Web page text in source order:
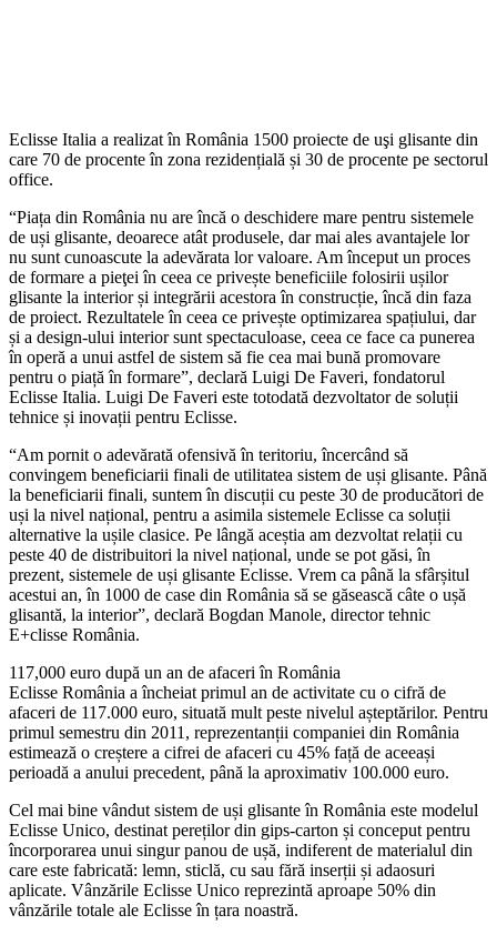
Eclisse Italia a realizat în România 1500 proiecte de uşi glisante din
care 70 de procente în zona rezidențială și 30 de procente pe sectorul
office.
“Piața din România nu are încă o deschidere mare pentru sistemele
de uși glisante, deoarece atât produsele, dar mai ales avantajele lor
nu sunt cunoascute la adevărata lor valoare. Am început un proces
de formare a pieţei în ceea ce privește beneficiile folosirii ușilor
glisante la interior și integrării acestora în construcție, încă din faza
de proiect. Rezultatele în ceea ce privește optimizarea spațiului, dar
și a design-ului interior sunt spectaculoase, ceea ce face ca punerea
în operă a unui astfel de sistem să fie cea mai bună promovare
pentru o piață în formare”, declară Luigi De Faveri, fondatorul
Eclisse Italia. Luigi De Faveri este totodată dezvoltator de soluții
tehnice și inovații pentru Eclisse.
“Am pornit o adevărată ofensivă în teritoriu, încercând să
convingem beneficiarii finali de utilitatea sistem de uși glisante. Până
la beneficiarii finali, suntem în discuții cu peste 30 de producători de
uși la nivel național, pentru a asimila sistemele Eclisse ca soluții
alternative la ușile clasice. Pe lângă aceștia am dezvoltat relații cu
peste 40 de distribuitori la nivel național, unde se pot găsi, în
prezent, sistemele de uși glisante Eclisse. Vrem ca până la sfârșitul
acestui an, în 1000 de case din România să se găsească câte o ușă
glisantă, la interior”, declară Bogdan Manole, director tehnic
E+clisse România.
117,000 euro după un an de afaceri în România
Eclisse România a încheiat primul an de activitate cu o cifră de
afaceri de 117.000 euro, situată mult peste nivelul așteptărilor. Pentru
primul semestru din 2011, reprezentanții companiei din România
estimează o creștere a cifrei de afaceri cu 45% față de aceeași
perioadă a anului precedent, până la aproximativ 100.000 euro.
Cel mai bine vândut sistem de uși glisante în România este modelul
Eclisse Unico, destinat pereților din gips-carton și conceput pentru
încorporarea unui singur panou de ușă, indiferent de materialul din
care este fabricată: lemn, sticlă, cu sau fără inserții și adaosuri
aplicate. Vânzările Eclisse Unico reprezintă aproape 50% din
vânzările totale ale Eclisse în țara noastră.